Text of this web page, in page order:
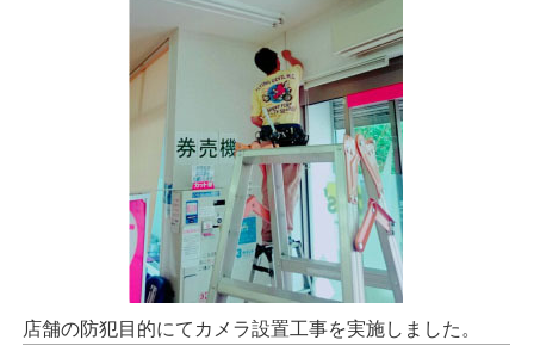
店舗の防犯目的にてカメラ設置工事を実施しました。